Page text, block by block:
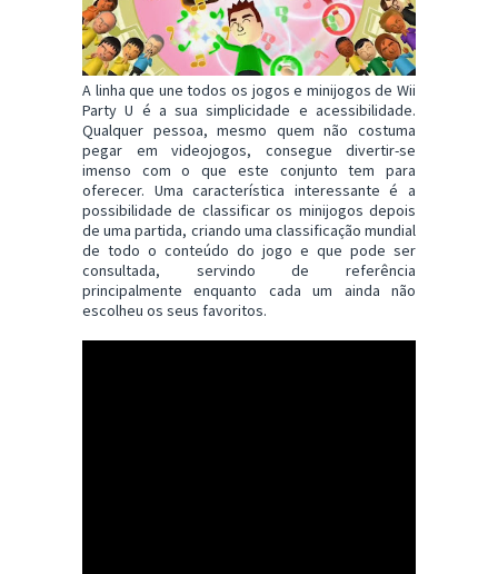
A linha que une todos os jogos e minijogos de Wii
Party U é a sua simplicidade e acessibilidade.
Qualquer pessoa, mesmo quem não costuma
pegar em videojogos, consegue divertir-se
imenso com o que este conjunto tem para
oferecer. Uma característica interessante é a
possibilidade de classificar os minijogos depois
de uma partida, criando uma classificação mundial
de todo o conteúdo do jogo e que pode ser
consultada, servindo de referência
principalmente enquanto cada um ainda não
escolheu os seus favoritos.